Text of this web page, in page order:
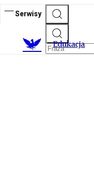
Serwisy
Edukacja